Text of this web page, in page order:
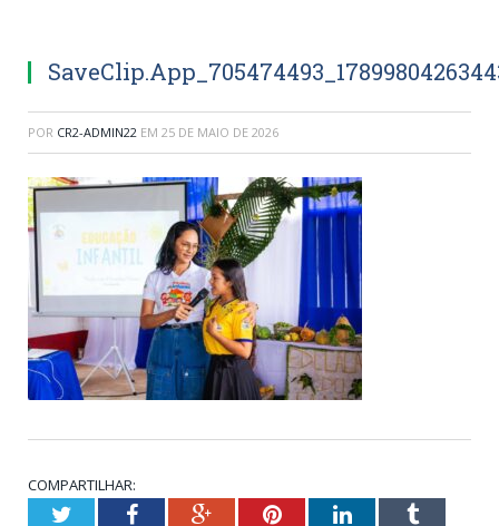
POR CR2-ADMIN22 EM 25 DE MAIO DE 2026
COMPARTILHAR:
TwitterFacebookGoogle+PinterestLinkedInTumblr